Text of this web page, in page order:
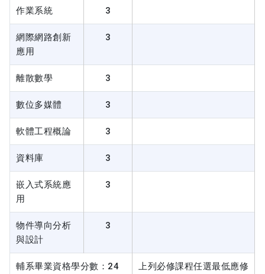
作業系統 3
網際網路創新
應用
3
離散數學 3
數位多媒體 3
軟體工程概論 3
資料庫 3
嵌入式系統應
用
3
物件導向分析
與設計
3
輔系畢業資格學分數：24
上列必修課程任選最低應修